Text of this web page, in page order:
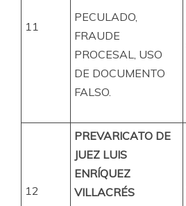
11
PECULADO,
FRAUDE
PROCESAL, USO
DE DOCUMENTO
FALSO.
12
PREVARICATO DE
JUEZ LUIS
ENRÍQUEZ
VILLACRÉS